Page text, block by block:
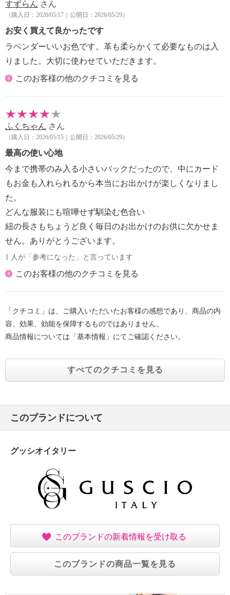
【原産国（地）】
・中国製
＜その他アイテム＞
【その他】
【詳細】
・各アイテムにより異なる
【お手入れ方法】
・各アイテムにより異なる
【原産国（地）】
すずらん さん
（購入日：2026/05/17｜公開日：2026/05/29）
お安く買えて良かったです
ラベンダーいいお色です。革も柔らかくて必要なものは入
りました。大切に使わせていただきます。
このお客様の他のクチコミを見る
ふくちゃん さん
（購入日：2026/05/15｜公開日：2026/05/29）
最高の使い心地
今まで携帯のみ入る小さいバックだったので、中にカード
もお金も入れられるから本当にお出かけが楽しくなりまし
た。
どんな服装にも喧嘩せず馴染む色合い
紐の長さもちょうど良く毎日のお出かけのお供に欠かせま
せん。ありがとうございます。
1 人が「参考になった」と言っています
このお客様の他のクチコミを見る
「クチコミ」は、ご購入いただいたお客様の感想であり、商品の内
容、効果、効能を保障するものではありません。
商品情報については「基本情報」にてご確認ください。
すべてのクチコミを見る
このブランドについて
グッシオイタリー
このブランドの新着情報を受け取る
このブランドの商品一覧を見る